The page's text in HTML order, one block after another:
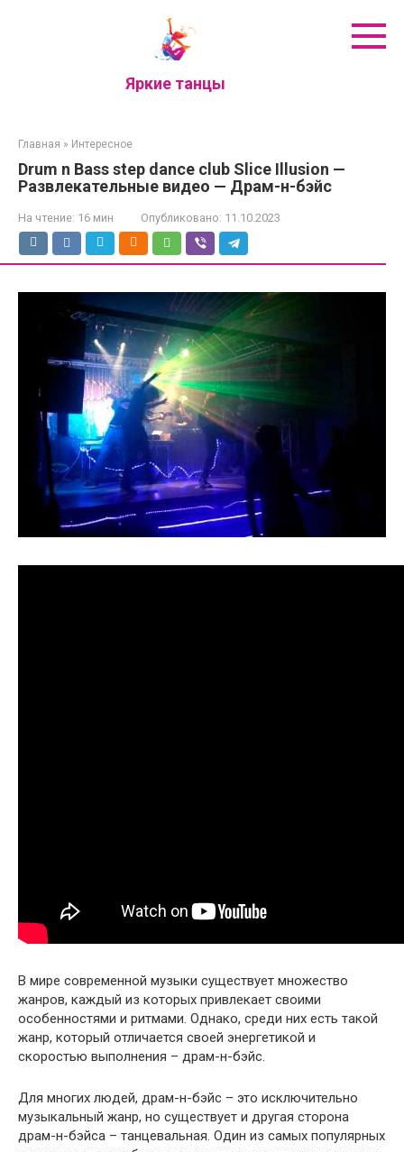
Яркие танцы
Главная » Интересное
Drum n Bass step dance club Slice Illusion —
Развлекательные видео — Драм-н-бэйс
На чтение: 16 мин Опубликовано: 11.10.2023
В мире современной музыки существует множество
жанров, каждый из которых привлекает своими
особенностями и ритмами. Однако, среди них есть такой
жанр, который отличается своей энергетикой и
скоростью выполнения – драм-н-бэйс.
Для многих людей, драм-н-бэйс – это исключительно
музыкальный жанр, но существует и другая сторона
драм-н-бэйса – танцевальная. Один из самых популярных